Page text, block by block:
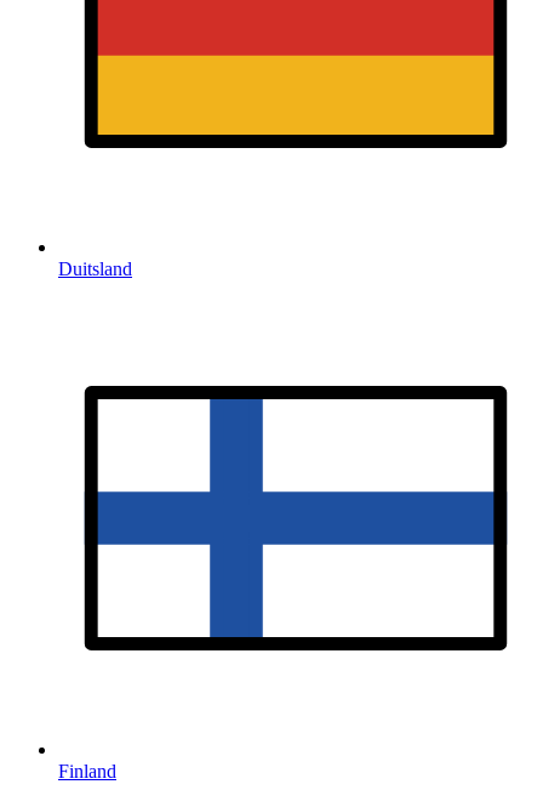
Duitsland
Finland